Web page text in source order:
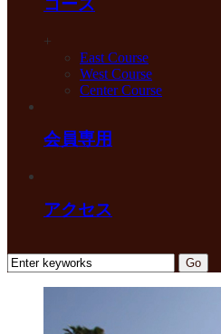
コース
+
East Course
West Course
Center Course
会員専用
アクセス